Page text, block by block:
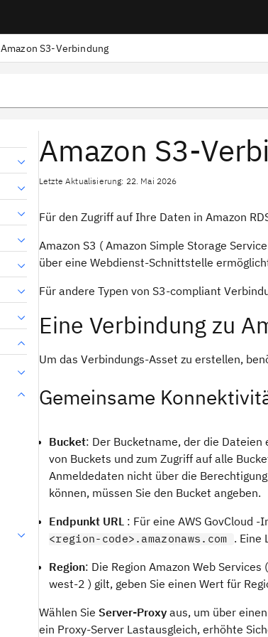
Amazon S3-Verbindung
Amazon S3-
Letzte Aktualisierung: 22. Mai 2026
Für den Zugriff auf Ihre Daten in Amazon
Amazon S3 ( Amazon Simple Storage
über eine Webdienst-Schnittstelle
Für andere Typen von S3-compliant
Eine Verbindung zu
Um das Verbindungs-Asset zu erstellen,
Gemeinsame
Bucket: Der Bucketname, der die
von Buckets und zum Zugriff auf alle
Anmeldedaten nicht über die
können, müssen Sie den Bucket angeben.
Endpunkt URL : Für eine AWS GovCloud
<region-code>.amazonaws.com . Eine
Region: Die Region Amazon Web
west-2 ) gilt, geben Sie einen Wert für
Wählen Sie Server-Proxy aus, um über
ein Proxy-Server Lastausgleich, erhöhte